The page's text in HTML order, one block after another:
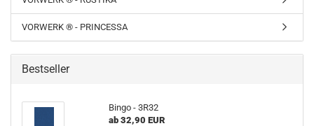
VORWERK ® - PRINCESSA
Bestseller
Bingo - 3R32
ab 32,90 EUR